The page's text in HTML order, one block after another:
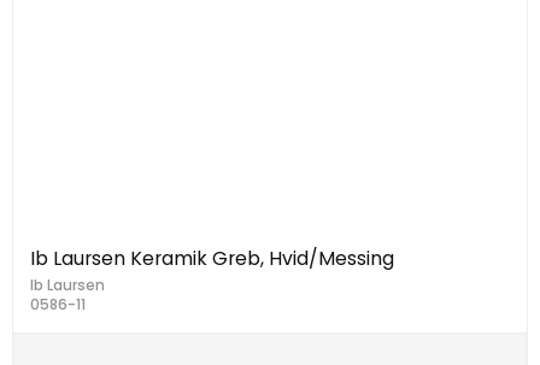
Ib Laursen Keramik Greb, Hvid/Messing
Ib Laursen
0586-11